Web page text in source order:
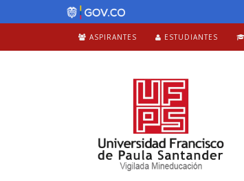
ASPIRANTES ESTUDIANTES